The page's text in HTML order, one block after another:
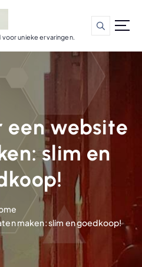
voor unieke ervaringen.
een website
slim en
maken: slim en goedkoop!